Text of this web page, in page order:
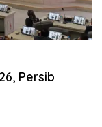
Persib